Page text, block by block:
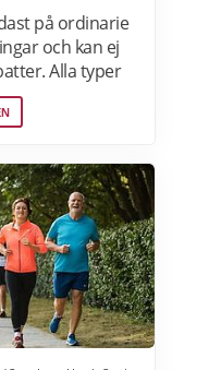
på ordinarie
och kan ej
Alla typer
, ålders-